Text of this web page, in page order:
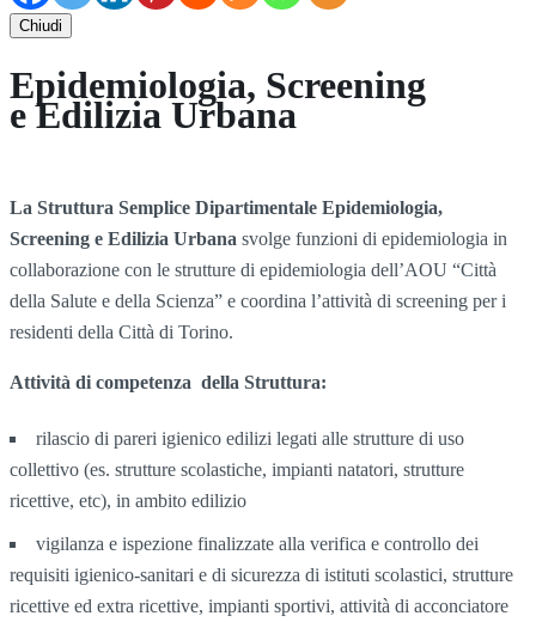
Chiudi
Epidemiologia, Screening
e Edilizia Urbana
La Struttura Semplice Dipartimentale Epidemiologia,
Screening e Edilizia Urbana svolge funzioni di epidemiologia in
collaborazione con le strutture di epidemiologia dell’AOU “Città
della Salute e della Scienza” e coordina l’attività di screening per i
residenti della Città di Torino.
Attività di competenza della Struttura:
rilascio di pareri igienico edilizi legati alle strutture di uso
collettivo (es. strutture scolastiche, impianti natatori, strutture
ricettive, etc), in ambito edilizio
vigilanza e ispezione finalizzate alla verifica e controllo dei
requisiti igienico-sanitari e di sicurezza di istituti scolastici, strutture
ricettive ed extra ricettive, impianti sportivi, attività di acconciatore